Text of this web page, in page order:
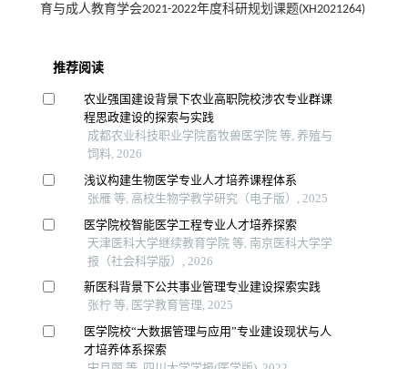
育与成人教育学会2021-2022年度科研规划课题(XH2021264)